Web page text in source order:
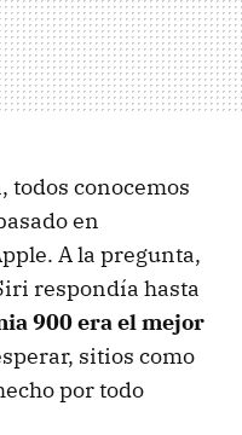
todos conocemos
en
A la pregunta,
respondía hasta
900 era el mejor
sitios como
por todo